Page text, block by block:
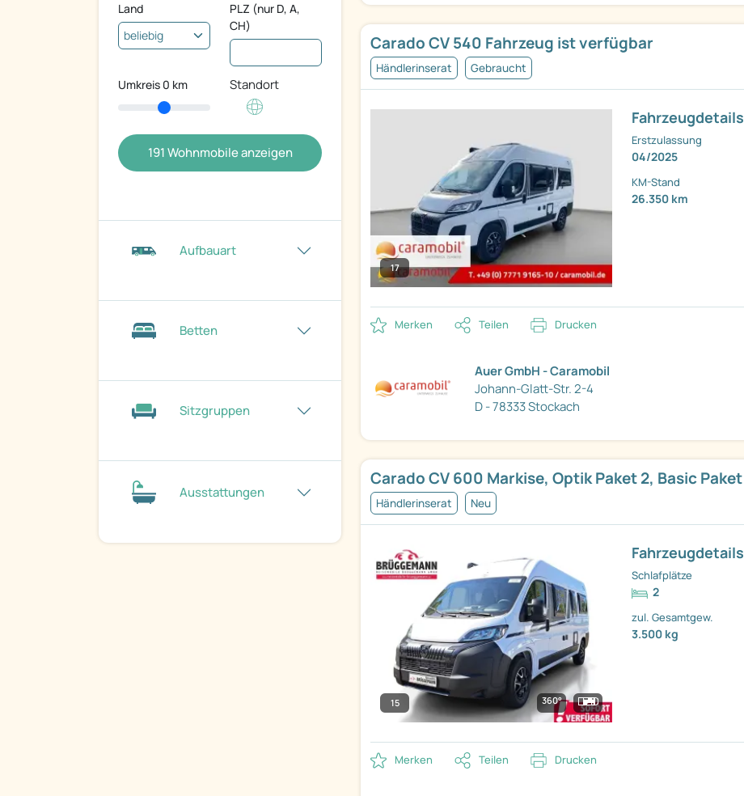
Carado CV 540 Fahrzeug ist verfügbar
Händlerinserat Gebraucht
17
Fahrzeugdetails
Erstzulassung
04/2025
KM-Stand
26.350 km
Merken Teilen Drucken
Auer GmbH - Caramobil
Johann-Glatt-Str. 2-4
D - 78333 Stockach
Carado CV 600 Markise, Optik Paket 2, Basic Paket
Händlerinserat Neu
15 360°
Fahrzeugdetails
Schlafplätze
2
zul. Gesamtgew.
3.500 kg
Merken Teilen Drucken
Land
PLZ (nur D, A,
CH)
Umkreis 0 km Standort
191Wohnmobile anzeigen
Aufbauart
Betten
Sitzgruppen
Ausstattungen